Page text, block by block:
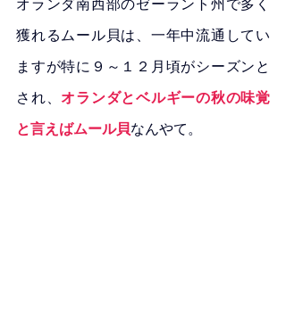
オランダ南西部のゼーラント州で多く
獲れるムール貝は、一年中流通してい
ますが特に９～１２月頃がシーズンと
され、 オランダとベルギーの秋の味覚
と言えばムール貝なんやて。